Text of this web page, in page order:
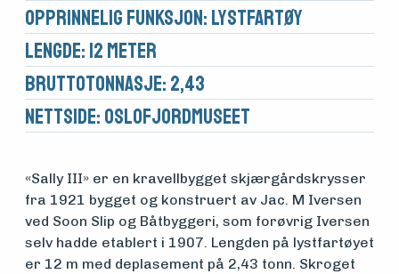
Medlemsfartøy
Opprinnelig funksjon: Lystfartøy
Lengde: 12 meter
Brutto­tonnasje: 2,43
Nettside: Oslofjordmuseet
«Sally III» er en kravellbygget skjærgårdskrysser
fra 1921 bygget og konstruert av Jac. M Iversen
ved Soon Slip og Båtbyggeri, som forøvrig Iversen
selv hadde etablert i 1907. Lengden på lystfartøyet
er 12 m med deplasement på 2,43 tonn. Skroget